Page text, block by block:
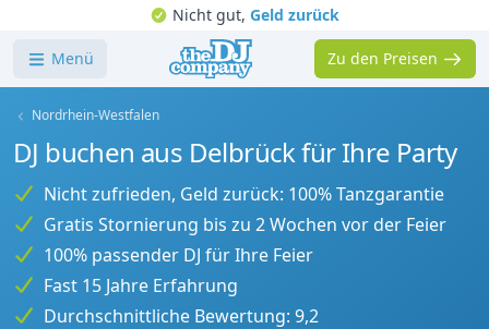
Nicht gut,Geld zurück
Menü Zu den Preisen
Nordrhein-Westfalen
DJ buchen aus Delbrück für Ihre Party
Nicht zufrieden, Geld zurück: 100% Tanzgarantie
Gratis Stornierung bis zu 2 Wochen vor der Feier
100% passender DJ für Ihre Feier
Fast 15 Jahre Erfahrung
Durchschnittliche Bewertung: 9,2